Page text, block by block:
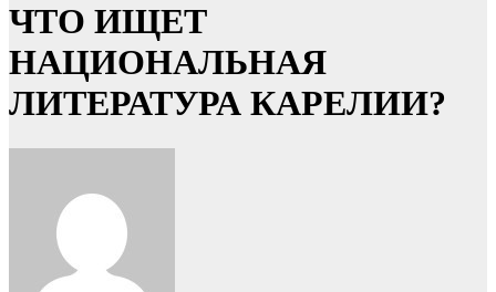
ЧТО ИЩЕТ
НАЦИОНАЛЬНАЯ
ЛИТЕРАТУРА КАРЕЛИИ?